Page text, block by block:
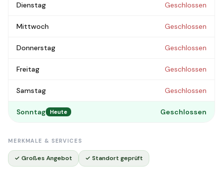
Dienstag Geschlossen
Mittwoch Geschlossen
Donnerstag Geschlossen
Freitag Geschlossen
Samstag Geschlossen
Sonntag Heute Geschlossen
MERKMALE & SERVICES
✓ Großes Angebot ✓ Standort geprüft